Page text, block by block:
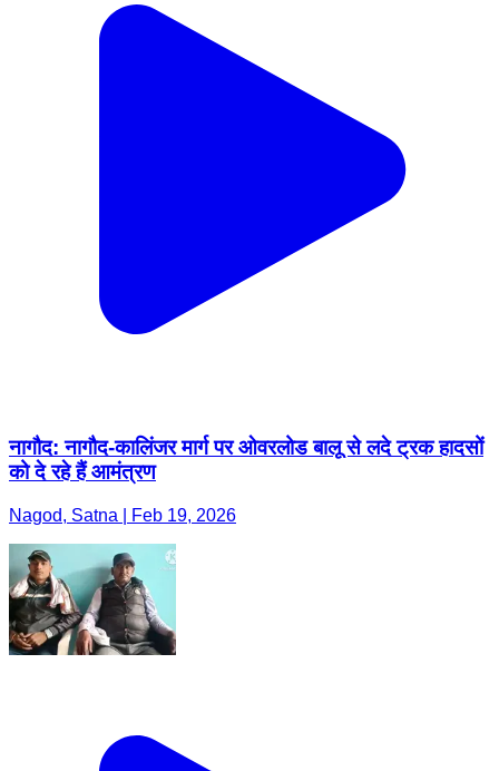
नागौद: नागौद-कालिंजर मार्ग पर ओवरलोड बालू से लदे ट्रक हादसों
को दे रहे हैं आमंत्रण
Nagod, Satna | Feb 19, 2026